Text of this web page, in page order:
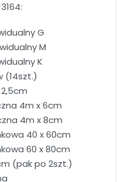
G
M
K
(14szt.)
4m x 6cm
4m x 8cm
40 x 60cm
60 x 80cm
(pak po 2szt.)